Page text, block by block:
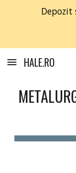
Skip to main content
HALE.RO